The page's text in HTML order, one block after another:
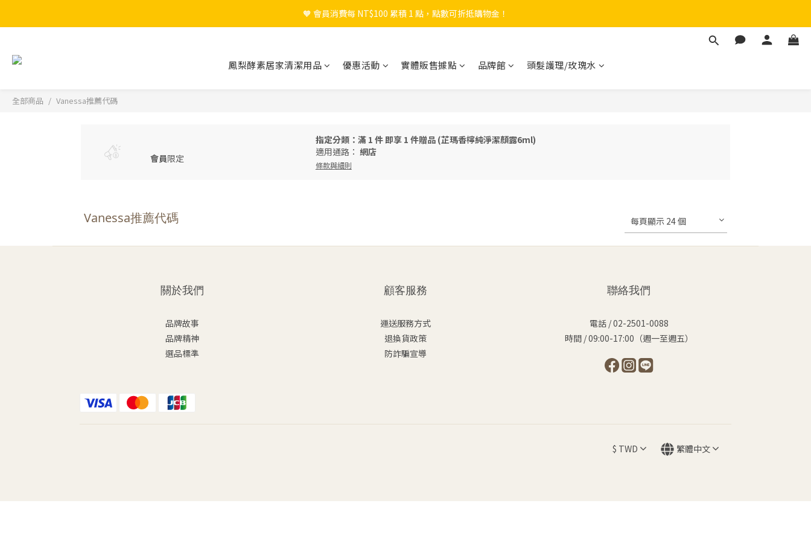
🎉 新會員註冊立即送 $200 購物金＋首購免運！
🧡 會員消費每 NT$100 累積 1 點，點數可折抵購物金！
鳳梨酵素居家清潔用品 優惠活動 實體販售據點 品牌館 頭髮護理/玫瑰水
全部商品 Vanessa推薦代碼
會員限定
指定分類：滿 1 件 即享 1 件贈品 (芷瑪香檸純淨潔顏露6ml)
適用通路： 網店
條款與細則
Vanessa推薦代碼 每頁顯示 24 個
關於我們
品牌故事
品牌精神
選品標準
顧客服務
運送服務方式
退換貨政策
防詐騙宣導
聯絡我們
電話 / 02-2501-0088
時間 / 09:00-17:00（週一至週五）
$ TWD 繁體中文